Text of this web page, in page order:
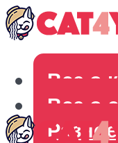
Все о
Все о
Разное